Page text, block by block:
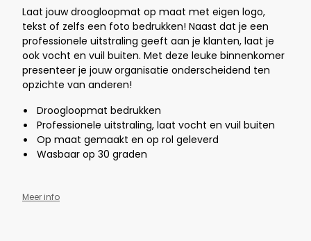
Laat jouw droogloopmat op maat met eigen logo,
tekst of zelfs een foto bedrukken! Naast dat je een
professionele uitstraling geeft aan je klanten, laat je
ook vocht en vuil buiten. Met deze leuke binnenkomer
presenteer je jouw organisatie onderscheidend ten
opzichte van anderen!
Droogloopmat bedrukken
Professionele uitstraling, laat vocht en vuil buiten
Op maat gemaakt en op rol geleverd
Wasbaar op 30 graden
Meer info